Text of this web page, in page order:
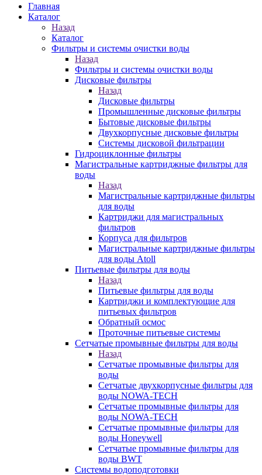
Главная
Каталог
Назад
Каталог
Фильтры и системы очистки воды
Назад
Фильтры и системы очистки воды
Дисковые фильтры
Назад
Дисковые фильтры
Промышленные дисковые фильтры
Бытовые дисковые фильтры
Двухкорпусные дисковые фильтры
Системы дисковой фильтрации
Гидроциклонные фильтры
Магистральные картриджные фильтры для
воды
Назад
Магистральные картриджные фильтры
для воды
Картриджи для магистральных
фильтров
Корпуса для фильтров
Магистральные картриджные фильтры
для воды Atoll
Питьевые фильтры для воды
Назад
Питьевые фильтры для воды
Картриджи и комплектующие для
питьевых фильтров
Обратный осмос
Проточные питьевые системы
Сетчатые промывные фильтры для воды
Назад
Сетчатые промывные фильтры для
воды
Сетчатые двухкорпусные фильтры для
воды NOWA-TECH
Сетчатые промывные фильтры для
воды NOWA-TECH
Сетчатые промывные фильтры для
воды Honeywell
Сетчатые промывные фильтры для
воды BWT
Системы водоподготовки